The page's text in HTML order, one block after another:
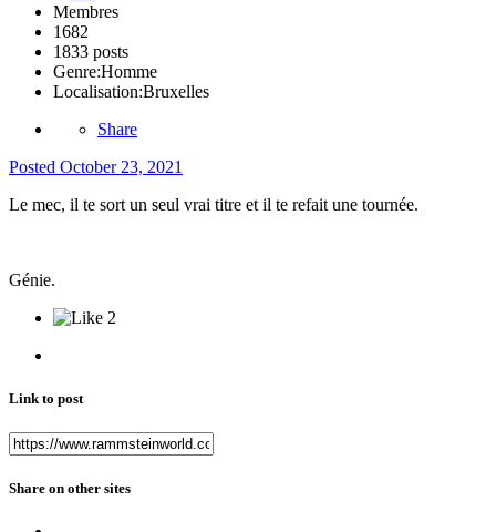
Membres
1682
1833 posts
Genre:Homme
Localisation:Bruxelles
Share
Posted October 23, 2021
Le mec, il te sort un seul vrai titre et il te refait une tournée.
Génie.
2
Link to post
Share on other sites